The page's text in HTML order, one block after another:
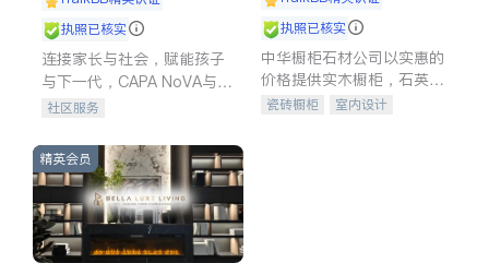
执照已核实
连接家长与社会，赋能孩子
与下一代，CAPA NoVA与您
携手建设包容、公平、充满
社区服务
执照已核实
中华橱柜石材公司以实惠的
价格提供实木橱柜，石英石
台面，多种优质不锈钢水
瓷砖橱柜
室内设计
精英会员